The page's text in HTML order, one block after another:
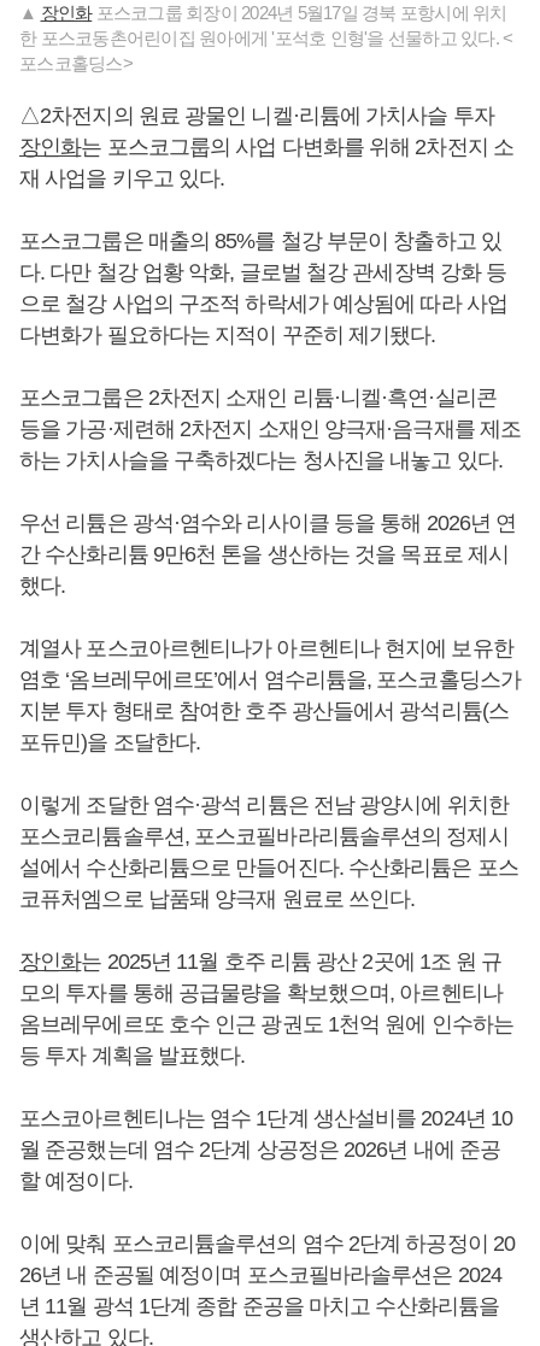
▲ 장인화포스코그룹 회장이 2024년 5월17일 경북 포항시에 위치
한 포스코동촌어린이집 원아에게 '포석호 인형'을 선물하고 있다. <
포스코홀딩스>
△2차전지의 원료 광물인 니켈·리튬에 가치사슬 투자
장인화는 포스코그룹의 사업 다변화를 위해 2차전지 소
재 사업을 키우고 있다.
포스코그룹은 매출의 85%를 철강 부문이 창출하고 있
다. 다만 철강 업황 악화, 글로벌 철강 관세장벽 강화 등
으로 철강 사업의 구조적 하락세가 예상됨에 따라 사업
다변화가 필요하다는 지적이 꾸준히 제기됐다.
포스코그룹은 2차전지 소재인 리튬·니켈·흑연·실리콘
등을 가공·제련해 2차전지 소재인 양극재·음극재를 제조
하는 가치사슬을 구축하겠다는 청사진을 내놓고 있다.
우선 리튬은 광석·염수와 리사이클 등을 통해 2026년 연
간 수산화리튬 9만6천 톤을 생산하는 것을 목표로 제시
했다.
계열사 포스코아르헨티나가 아르헨티나 현지에 보유한
염호 ‘옴브레무에르또’에서 염수리튬을, 포스코홀딩스가
지분 투자 형태로 참여한 호주 광산들에서 광석리튬(스
포듀민)을 조달한다.
이렇게 조달한 염수·광석 리튬은 전남 광양시에 위치한
포스코리튬솔루션, 포스코필바라리튬솔루션의 정제시
설에서 수산화리튬으로 만들어진다. 수산화리튬은 포스
코퓨처엠으로 납품돼 양극재 원료로 쓰인다.
장인화는 2025년 11월 호주 리튬 광산 2곳에 1조 원 규
모의 투자를 통해 공급물량을 확보했으며, 아르헨티나
옴브레무에르또 호수 인근 광권도 1천억 원에 인수하는
등 투자 계획을 발표했다.
포스코아르헨티나는 염수 1단계 생산설비를 2024년 10
월 준공했는데 염수 2단계 상공정은 2026년 내에 준공
할 예정이다.
이에 맞춰 포스코리튬솔루션의 염수 2단계 하공정이 20
26년 내 준공될 예정이며 포스코필바라솔루션은 2024
년 11월 광석 1단계 종합 준공을 마치고 수산화리튬을
생산하고 있다.